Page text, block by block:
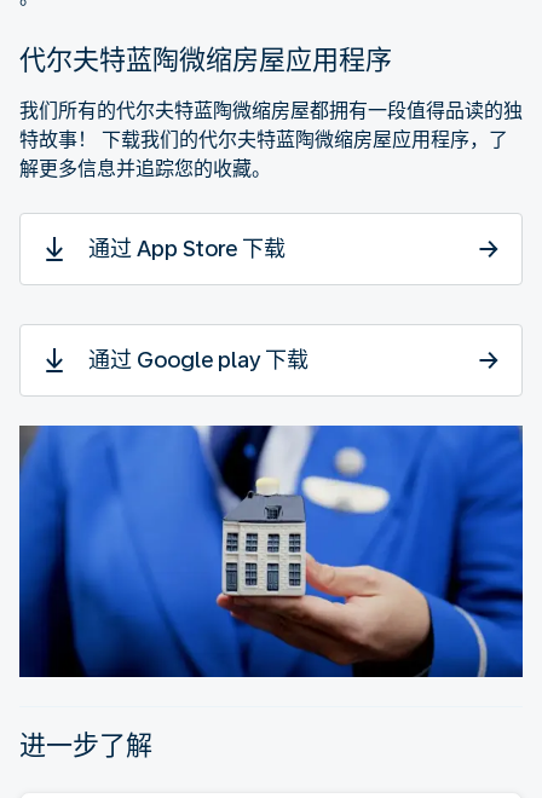
代尔夫特蓝陶微缩房屋应用程序
我们所有的代尔夫特蓝陶微缩房屋都拥有一段值得品读的独
特故事！ 下载我们的代尔夫特蓝陶微缩房屋应用程序，了
解更多信息并追踪您的收藏。
通过 App Store 下载
通过 Google play 下载
进一步了解